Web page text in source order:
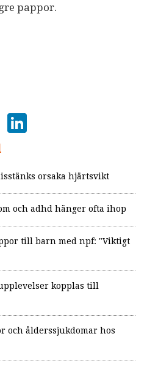
pappor.
EMAIL
orsaka hjärtsvikt
och adhd hänger ofta ihop
till barn med npf: "Viktigt
kopplas till
och ålderssjukdomar hos